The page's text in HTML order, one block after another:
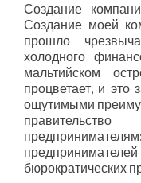
Создание
Создание моей
прошло
холодного
мальтийском
процветает, и это
ощутимыми
бюрократических